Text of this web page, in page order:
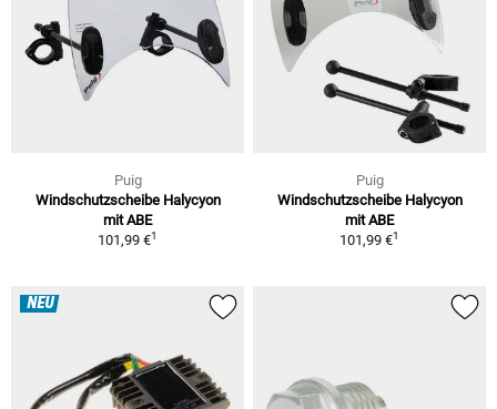
Puig
Windschutzscheibe Halycyon
mit ABE
101,99 €1
Puig
Windschutzscheibe Halycyon
mit ABE
101,99 €1
NEU